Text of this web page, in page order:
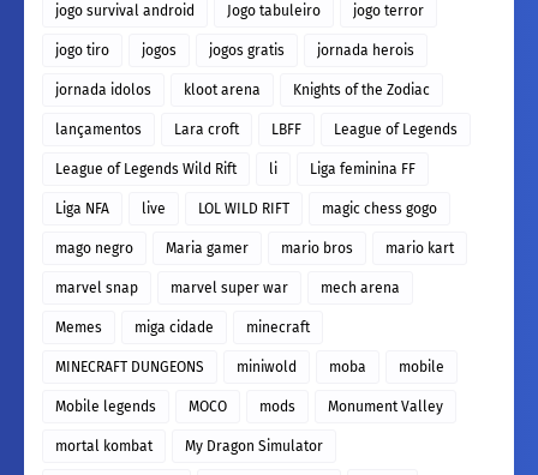
jogo survival android Jogo tabuleiro jogo terror
jogo tiro jogos jogos gratis jornada herois
jornada idolos kloot arena Knights of the Zodiac
lançamentos Lara croft LBFF League of Legends
League of Legends Wild Rift li Liga feminina FF
Liga NFA live LOL WILD RIFT magic chess gogo
mago negro Maria gamer mario bros mario kart
marvel snap marvel super war mech arena
Memes miga cidade minecraft
MINECRAFT DUNGEONS miniwold moba mobile
Mobile legends MOCO mods Monument Valley
mortal kombat My Dragon Simulator